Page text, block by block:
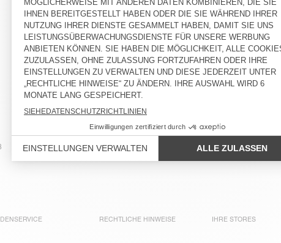
HERREN-KURZE HOSE
DOVEN
CHF 75 -30% CHF 52,50
HERREN-T-SHIRT SONOMA
CHF 70
-40%
CHF 42
-35% CHF 27,30
HERREN-T-SHIRT DEVON
CHF 60
-40%
CHF 36
-35% CHF 23,40
HERREN-T-SHIRT FIZVALLEY
HERREN-T-SHIRT FIZVALLEY
CHF 65 -30% CHF 45,50
HERREN-T-SHIRT GAMIPY
CHF 55
-40%
CHF 33
-30% CHF 23,10
RECHTLICHE HINWEISE IHRE STORES